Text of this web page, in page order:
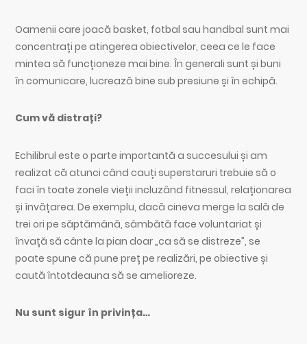
Oamenii care joacă basket, fotbal sau handbal sunt mai
concentrați pe atingerea obiectivelor, ceea ce le face
mintea să funcționeze mai bine. În generali sunt și buni
în comunicare, lucrează bine sub presiune și în echipă.
Cum vă distrați?
Echilibrul este o parte importantă a succesului și am
realizat că atunci când cauți superstaruri trebuie să o
faci în toate zonele vieții incluzând fitnessul, relaționarea
și învățarea. De exemplu, dacă cineva merge la sală de
trei ori pe săptămână, sâmbătă face voluntariat și
învață să cânte la pian doar „ca să se distreze”, se
poate spune că pune preț pe realizări, pe obiective și
caută întotdeauna să se amelioreze.
Nu sunt sigur în privința…